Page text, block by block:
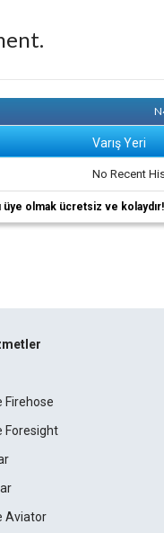
Varış Yeri
No Recent
üye olmak ücretsiz ve
Firehose
Foresight
Aviator